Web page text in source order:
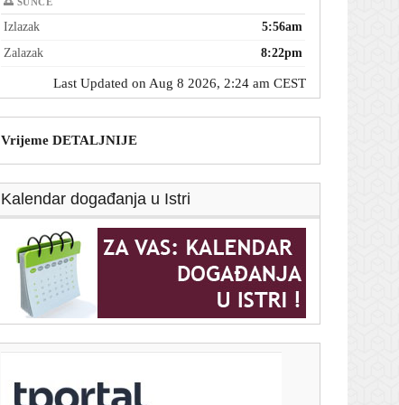
🌅 SUNCE
Izlazak
5:56am
Zalazak
8:22pm
Last Updated on Aug 8 2026, 2:24 am CEST
Vrijeme DETALJNIJE
Kalendar događanja u Istri
Vatrogasci se izborili s požarima diljem jadranske